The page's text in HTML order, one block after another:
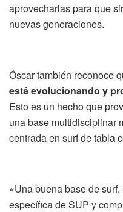
aprovecharlas para que
nuevas generaciones.
Óscar también reconoce
está evolucionando y
Esto es un hecho que
una base multidisciplinar
centrada en surf de tabla
«Una buena base de
específica de SUP y